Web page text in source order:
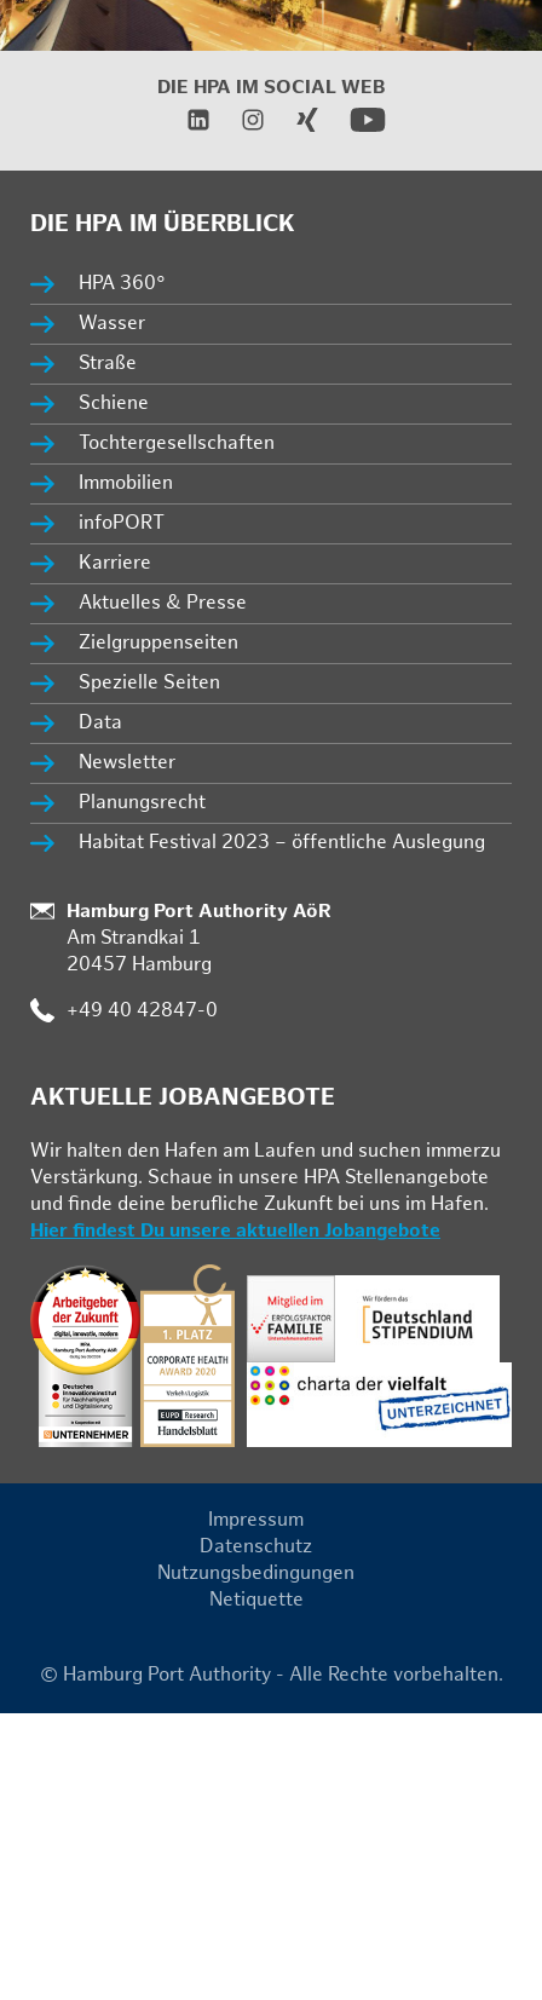
DIE HPA IM SOCIAL WEB
DIE HPA IM ÜBERBLICK
HPA 360°
Wasser
Straße
Schiene
Tochtergesellschaften
Immobilien
infoPORT
Karriere
Aktuelles & Presse
Zielgruppenseiten
Spezielle Seiten
Data
Newsletter
Planungsrecht
Habitat Festival 2023 – öffentliche Auslegung
:
Hamburg Port Authority AöR
Am Strandkai 1
20457 Hamburg
: +49 40 42847-0
AKTUELLE JOBANGEBOTE
Wir hal­ten den Ha­fen am Lau­fen und su­chen im­mer­zu
Ver­stär­kung. Schau­e in un­se­re HPA Stel­len­an­ge­bo­te
und fin­de deine be­ruf­li­che Zu­kunft bei uns im Ha­fen.
Hier findest Du unsere aktuellen Jobangebote
Impressum
Datenschutz
Nutzungsbedingungen
Netiquette
© Hamburg Port Authority - Alle Rechte vorbehalten.